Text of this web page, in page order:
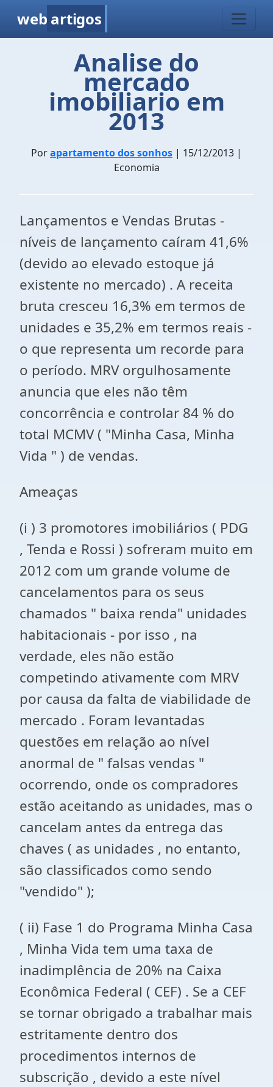
web artigos
Analise do
mercado
imobiliario em
2013
Porapartamento dos sonhos | 15/12/2013 |
Economia
Lançamentos e Vendas Brutas -
níveis de lançamento caíram 41,6%
(devido ao elevado estoque já
existente no mercado) . A receita
bruta cresceu 16,3% em termos de
unidades e 35,2% em termos reais -
o que representa um recorde para
o período. MRV orgulhosamente
anuncia que eles não têm
concorrência e controlar 84 % do
total MCMV ( "Minha Casa, Minha
Vida " ) de vendas.
Ameaças
(i ) 3 promotores imobiliários ( PDG
, Tenda e Rossi ) sofreram muito em
2012 com um grande volume de
cancelamentos para os seus
chamados " baixa renda" unidades
habitacionais - por isso , na
verdade, eles não estão
competindo ativamente com MRV
por causa da falta de viabilidade de
mercado . Foram levantadas
questões em relação ao nível
anormal de " falsas vendas "
ocorrendo, onde os compradores
estão aceitando as unidades, mas o
cancelam antes da entrega das
chaves ( as unidades , no entanto,
são classificados como sendo
"vendido" );
( ii) Fase 1 do Programa Minha Casa
, Minha Vida tem uma taxa de
inadimplência de 20% na Caixa
Econômica Federal ( CEF) . Se a CEF
se tornar obrigado a trabalhar mais
estritamente dentro dos
procedimentos internos de
subscrição , devido a este nível